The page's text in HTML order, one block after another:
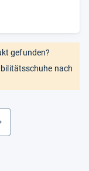
gefunden?
nach